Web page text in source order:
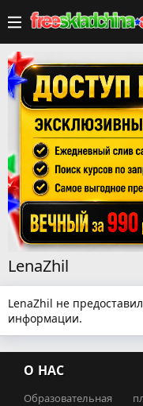
LenaZhil
LenaZhil не
информации.
О НАС
Образовательная